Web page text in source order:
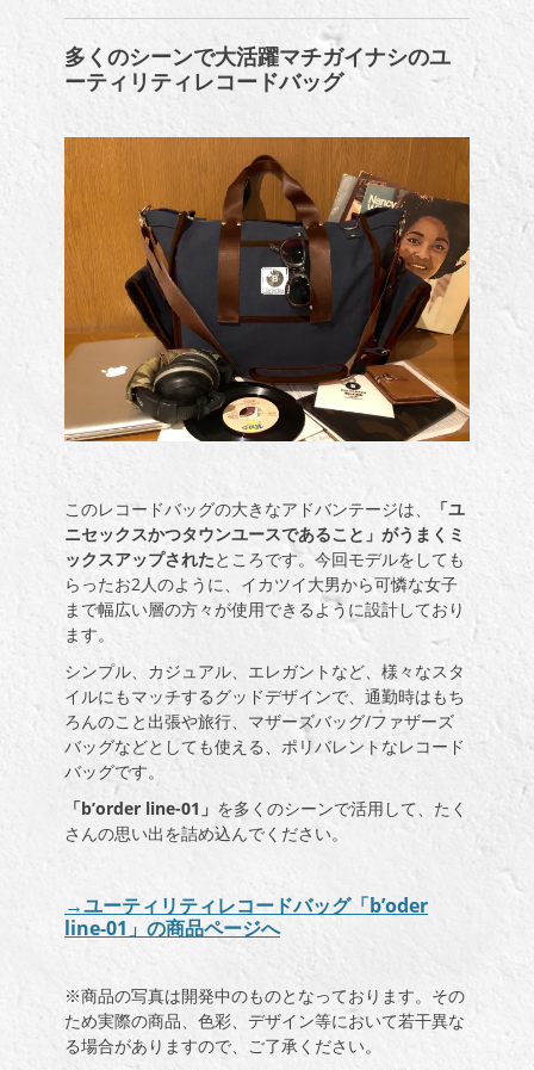
多くのシーンで大活躍マチガイナシのユ
ーティリティレコードバッグ
このレコードバッグの大きなアドバンテージは、
「ユ
ニセックスかつタウンユースであること」がうまくミ
ックスアップされたところです。今回モデルをしても
らったお2人のように、イカツイ大男から可憐な女子
まで幅広い層の方々が使用できるように設計しており
ます。
シンプル、カジュアル、エレガントなど、様々なスタ
イルにもマッチするグッドデザインで、通勤時はもち
ろんのこと出張や旅行、マザーズバッグ/ファザーズ
バッグなどとしても使える、ポリバレントなレコード
バッグです。
「b’order line-01」 を多くのシーンで活用して、たく
さんの思い出を詰め込んでください。
→ユーティリティレコードバッグ「b’oder
line-01」の商品ページへ
※商品の写真は開発中のものとなっております。その
ため実際の商品、色彩、デザイン等において若干異な
る場合がありますので、ご了承ください。